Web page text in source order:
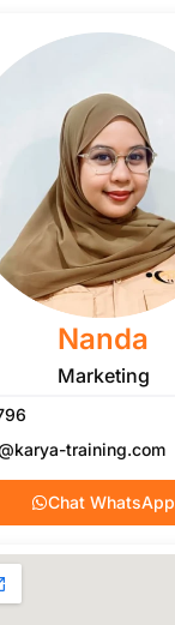
Nanda
Marketing
training.com
Chat WhatsApp